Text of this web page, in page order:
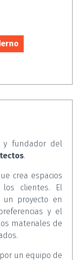
y fundador del
.
crea espacios
clientes. El
proyecto en
y el
materiales de
un equipo de